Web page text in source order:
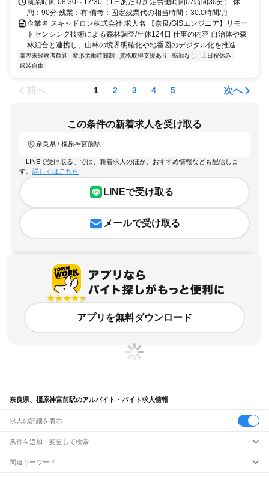
憩：90分 残業：有 備考：固定残業代の相当時間：30.0時間/月
企業名 スキャドロン株式会社 求人名 【奈良/GISエンジニア】リモー
トセンシング技術による森林調査/年休124日 仕事の内容 自治体や森
林組合と連携し、山林の境界明確化や地番図のデジタル化を推進...
業界未経験者歓迎 変形労働時間制 資格取得支援あり 転勤なし
土日祝休み
服装自由
前へ 1 2 3 4 5 次へ
この条件の新着求人を受け取る
奈良県 / 橿原神宮前駅
「LINEで受け取る」では、新着求人のほか、おすすめ情報なども配信しま
す。 詳しくはこちら
LINEで受け取る
メールで受け取る
アプリを無料ダウンロード
奈良県、橿原神宮前駅のアルバイト・バイト求人情報
求人の詳細を表示
条件を追加・変更して検索
市区町村を追加・変更
関連キーワード